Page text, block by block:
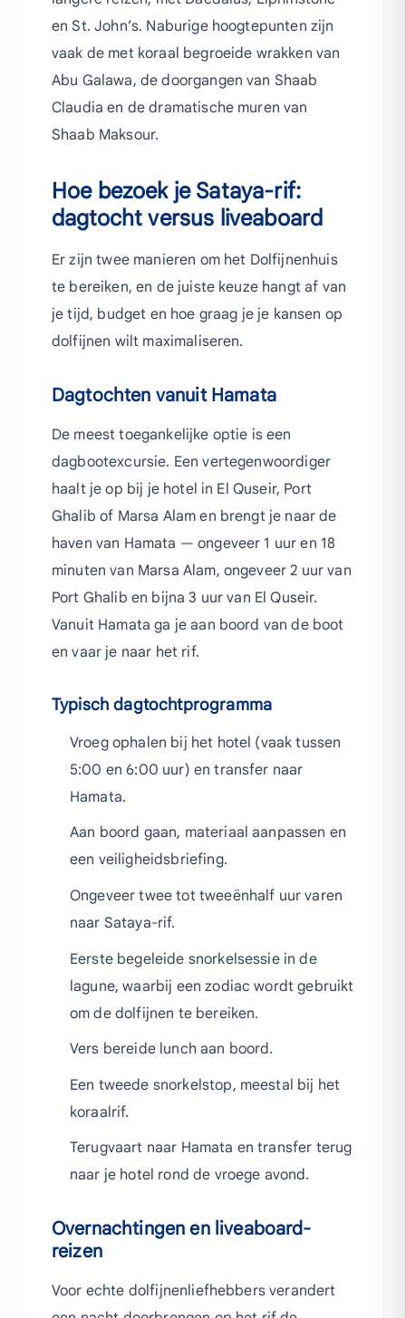
en St. John’s. Naburige hoogtepunten zijn
vaak de met koraal begroeide wrakken van
Abu Galawa, de doorgangen van Shaab
Claudia en de dramatische muren van
Shaab Maksour.
Hoe bezoek je Sataya-rif:
dagtocht versus liveaboard
Er zijn twee manieren om het Dolfijnenhuis
te bereiken, en de juiste keuze hangt af van
je tijd, budget en hoe graag je je kansen op
dolfijnen wilt maximaliseren.
Dagtochten vanuit Hamata
De meest toegankelijke optie is een
dagbootexcursie. Een vertegenwoordiger
haalt je op bij je hotel in El Quseir, Port
Ghalib of Marsa Alam en brengt je naar de
haven van Hamata — ongeveer 1 uur en 18
minuten van Marsa Alam, ongeveer 2 uur van
Port Ghalib en bijna 3 uur van El Quseir.
Vanuit Hamata ga je aan boord van de boot
en vaar je naar het rif.
Typisch dagtochtprogramma
Vroeg ophalen bij het hotel (vaak tussen
5:00 en 6:00 uur) en transfer naar
Hamata.
Aan boord gaan, materiaal aanpassen en
een veiligheidsbriefing.
Ongeveer twee tot tweeënhalf uur varen
naar Sataya-rif.
Eerste begeleide snorkelsessie in de
lagune, waarbij een zodiac wordt gebruikt
om de dolfijnen te bereiken.
Vers bereide lunch aan boord.
Een tweede snorkelstop, meestal bij het
koraalrif.
Terugvaart naar Hamata en transfer terug
naar je hotel rond de vroege avond.
Overnachtingen en liveaboard-
reizen
Voor echte dolfijnenliefhebbers verandert